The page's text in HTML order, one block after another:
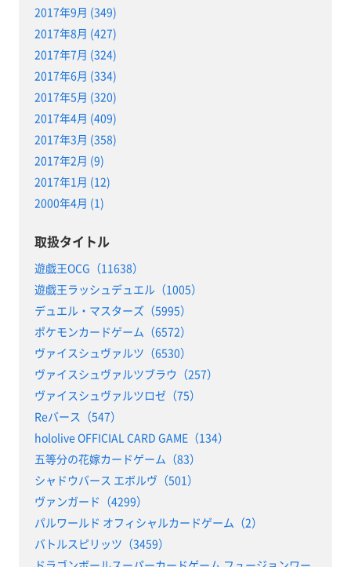
2017年9月 (349)
2017年8月 (427)
2017年7月 (324)
2017年6月 (334)
2017年5月 (320)
2017年4月 (409)
2017年3月 (358)
2017年2月 (9)
2017年1月 (12)
2000年4月 (1)
取扱タイトル
遊戯王OCG（11638）
遊戯王ラッシュデュエル（1005）
デュエル・マスターズ（5995）
ポケモンカードゲーム（6572）
ヴァイスシュヴァルツ（6530）
ヴァイスシュヴァルツブラウ（257）
ヴァイスシュヴァルツロゼ（75）
Reバース（547）
hololive OFFICIAL CARD GAME（134）
五等分の花嫁カードゲーム（83）
シャドウバース エボルヴ（501）
ヴァンガード（4299）
パルワールド オフィシャルカードゲーム（2）
バトルスピリッツ（3459）